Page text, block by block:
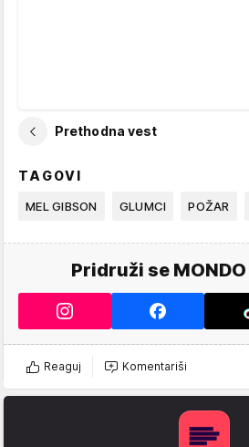
Prethodna vest
TAGOVI
MEL GIBSON GLUMCI POŽAR
Pridruži se
Reaguj Komentariši